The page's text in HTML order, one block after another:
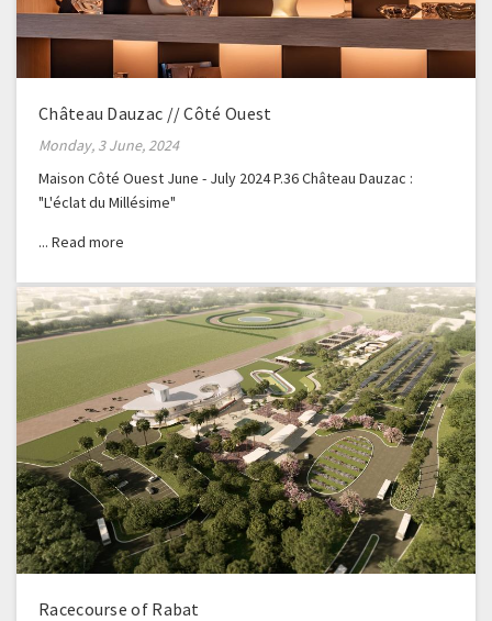
Château Dauzac // Côté Ouest
Monday, 3 June, 2024
Maison Côté Ouest June - July 2024 P.36 Château Dauzac :
"L'éclat du Millésime"
Racecourse of Rabat